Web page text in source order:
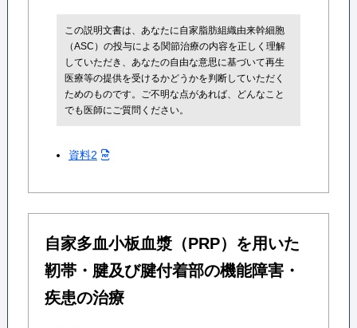
この説明文書は、あなたに自家脂肪組織由来幹細胞
（ASC）の投与による関節治療の内容を正しく理解
していただき、あなたの自由な意思に基づいて再生
医療等の提供を受けるかどうかを判断していただく
ためのものです。ご不明な点があれば、どんなこと
でも医師にご質問ください。
資料2
自家多血小板血漿（PRP）を用いた
靭帯・腱及び腱付着部の機能障害・
疾患の治療